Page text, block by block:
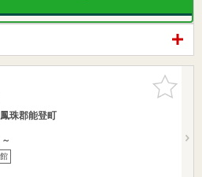
お気に入
りに追加
珠郡能登町